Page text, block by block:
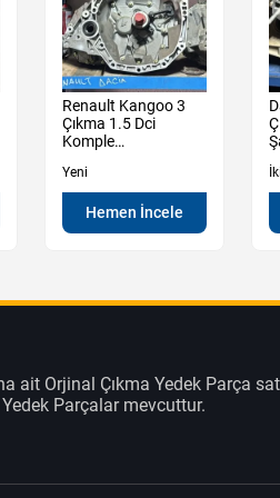
Renault Kangoo 3
Çıkma 1.5 Dci
Komple
Yeni
Hemen İncele
ait Orjinal Çıkma Yedek Parça
Parçalar mevcuttur.